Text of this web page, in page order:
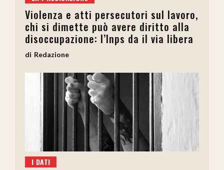
Violenza e atti persecutori sul lavoro,
chi si dimette può avere diritto alla
disoccupazione: l’Inps da il via libera
Redazione
I DATI